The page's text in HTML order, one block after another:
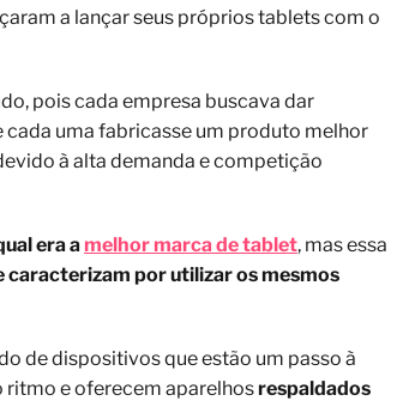
a lançar seus próprios tablets com o
pois cada empresa buscava dar
cada uma fabricasse um produto melhor
à alta demanda e competição
era a melhor marca de tablet, mas essa
caracterizam por utilizar os mesmos
de dispositivos que estão um passo à
ritmo e oferecem aparelhosrespaldados